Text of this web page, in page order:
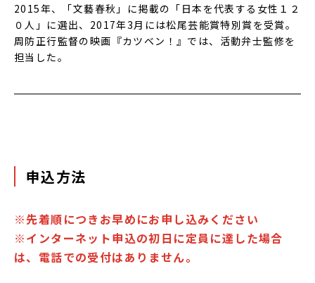
2015年、「文藝春秋」に掲載の「日本を代表する女性１２
０人」に選出、2017年3月には松尾芸能賞特別賞を受賞。
周防正行監督の映画『カツベン！』では、活動弁士監修を
担当した。
申込方法
※先着順につきお早めにお申し込みください
※インターネット申込の初日に定員に達した場合
は、電話での受付はありません。